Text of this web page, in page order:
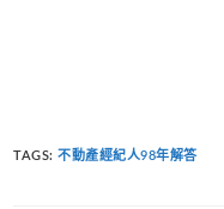
TAGS:不動產經紀人98年解答